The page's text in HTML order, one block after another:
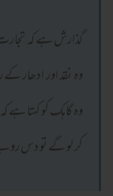
گذارش ہے کہ تجارت
وہ نقد اور ادھار
وہ گاہک کو کہتا
کر لو گے تو دس